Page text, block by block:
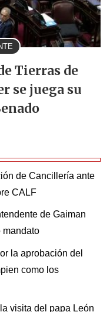
Tierras de
se juega su
de Cancillería ante
CALF
de Gaiman
mandato
la aprobación del
como los
visita del papa León